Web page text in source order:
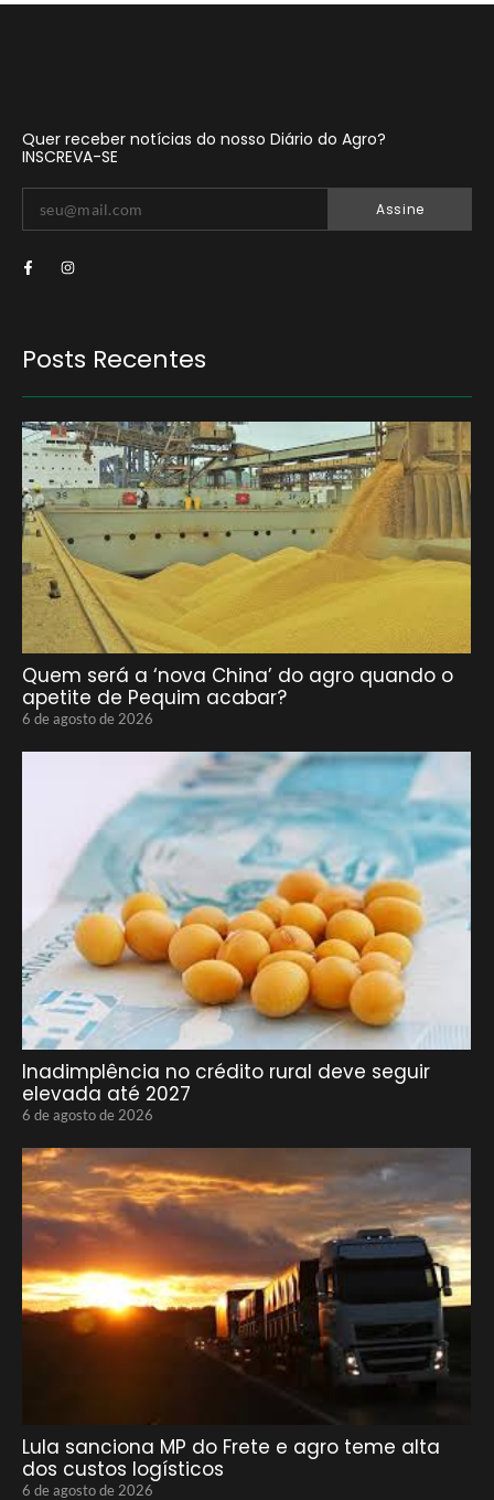
Quer receber notícias do nosso Diário do Agro?
INSCREVA-SE
Assine
Posts Recentes
Quem será a ‘nova China’ do agro quando o
apetite de Pequim acabar?
6 de agosto de 2026
Inadimplência no crédito rural deve seguir
elevada até 2027
6 de agosto de 2026
Lula sanciona MP do Frete e agro teme alta
dos custos logísticos
6 de agosto de 2026